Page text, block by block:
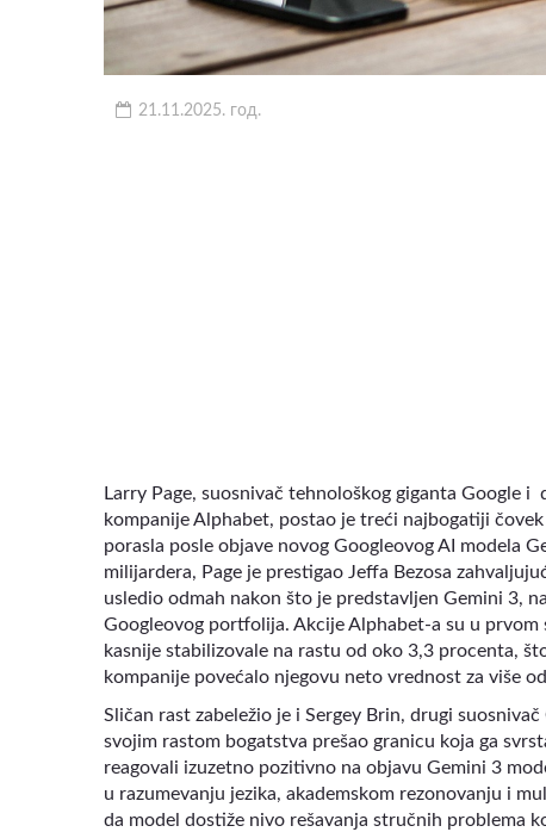
21.11.2025. год.
Larry Page, suosnivač tehnološkog giganta Google
kompanije Alphabet, postao je treći najbogatiji
porasla posle objave novog Googleovog AI modela
milijardera, Page je prestigao Jeffa Bezosa
usledio odmah nakon što je predstavljen Gemini 3,
Googleovog portfolija. Akcije Alphabet-a su u
kasnije stabilizovale na rastu od oko 3,3 procenta,
kompanije povećalo njegovu neto vrednost za više
Sličan rast zabeležio je i Sergey Brin, drugi
svojim rastom bogatstva prešao granicu koja ga
reagovali izuzetno pozitivno na objavu Gemini 3
u razumevanju jezika, akademskom rezonovanju i
da model dostiže nivo rešavanja stručnih problema